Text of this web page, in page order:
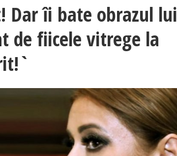
Dar îi bate obrazul lui
de fiicele vitrege la